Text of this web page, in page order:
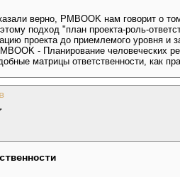
верно, PMBOOK нам говорит о
подход "план проекта-роль-
проекта до приемлемого уровня и
- Планирование человеческих
матрицы ответственности, как